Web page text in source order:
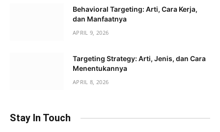
Behavioral Targeting: Arti, Cara Kerja,
dan Manfaatnya
APRIL 9, 2026
Targeting Strategy: Arti, Jenis, dan Cara
Menentukannya
APRIL 8, 2026
Stay In Touch